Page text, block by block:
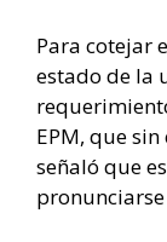
Para cotejar
estado de la
EPM, que
señaló que